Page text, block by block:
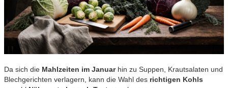
Da sich die Mahlzeiten im Januarhin zu Suppen, Krautsalaten und
Blechgerichten verlagern, kann die Wahl des richtigen Kohls